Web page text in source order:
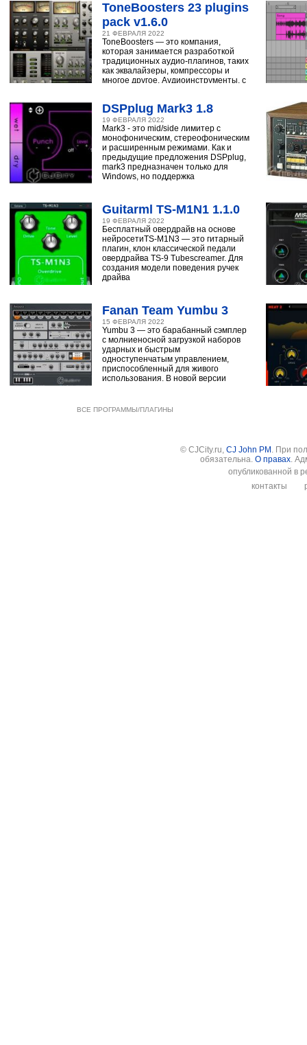
ToneBoosters 23 plugins
pack v1.6.0
21 ФЕВРАЛЯ 2022
ToneBoosters — это компания,
которая занимается разработкой
традиционных аудио-плагинов, таких
как эквалайзеры, компрессоры и
многое другое. Аудиоинструменты, с
DSPplug Mark3 1.8
19 ФЕВРАЛЯ 2022
Mark3 - это mid/side лимитер с
монофоническим, стереофоническим
и расширенным режимами. Как и
предыдущие предложения DSPplug,
mark3 предназначен только для
Windows, но поддержка
Guitarml TS-M1N1 1.1.0
19 ФЕВРАЛЯ 2022
Бесплатный овердрайв на основе
нейросетиTS-M1N3 — это гитарный
плагин, клон классической педали
овердрайва TS-9 Tubescreamer. Для
создания модели поведения ручек
драйва
Fanan Team Yumbu 3
15 ФЕВРАЛЯ 2022
Yumbu 3 — это барабанный сэмплер
с молниеносной загрузкой наборов
ударных и быстрым
одноступенчатым управлением,
приспособленный для живого
использования. В новой версии
ВСЕ ПРОГРАММЫ/ПЛАГИНЫ
© CJCity.ru, CJ John PM . При
обязательна. О правах.
опубликованной в
контакты